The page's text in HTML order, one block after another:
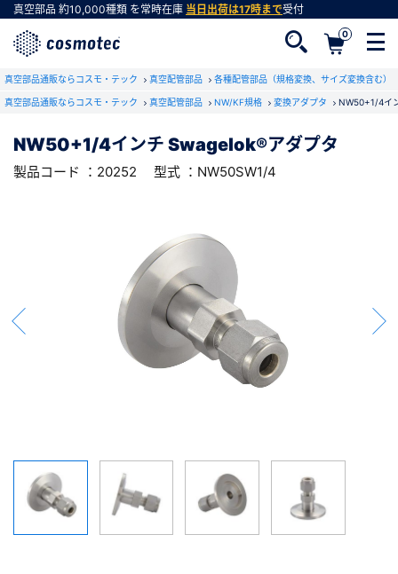
真空部品 約10,000種類 を常時在庫 当日出荷は17時まで受付
0
真空部品通販ならコスモ・テック 真空配管部品 各種配管部品（規格変換、サイズ変換含む）
真空部品通販ならコスモ・テック 真空配管部品 NW/KF規格 変換アダプタ NW50+1/4イ
NW50+1/4インチ Swagelok®アダプタ
製品コード ：20252 型式 ：NW50SW1/4
RoHS2適合報告書のダウンロード
下記製品のRoHS2適合報告書のダウンロードをします。
NW50+1/4インチ Swagelok®アダプタ
型式 ：NW50SW1/4 製品コード ：20252
ダウンロードする
会員登録がお済みでない方
会員登録をすれば、便利な機能がご利用いただけ
※新規会員登録をお申し込み頂いてから本登録となるまで、数日間かかる場合
があります。また当社の判断によりお断りする場合があります。